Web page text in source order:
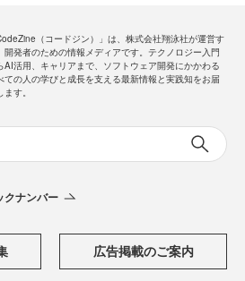
（コードジン）」は、株式会社翔泳社が運営す
開発者のための情報メディアです。テクノロジー入門
AI活用、キャリアまで、ソフトウェア開発にかかわる
ての人の学びと成長を支える最新情報と実践知をお届
す。
クナンバー
広告掲載のご案内